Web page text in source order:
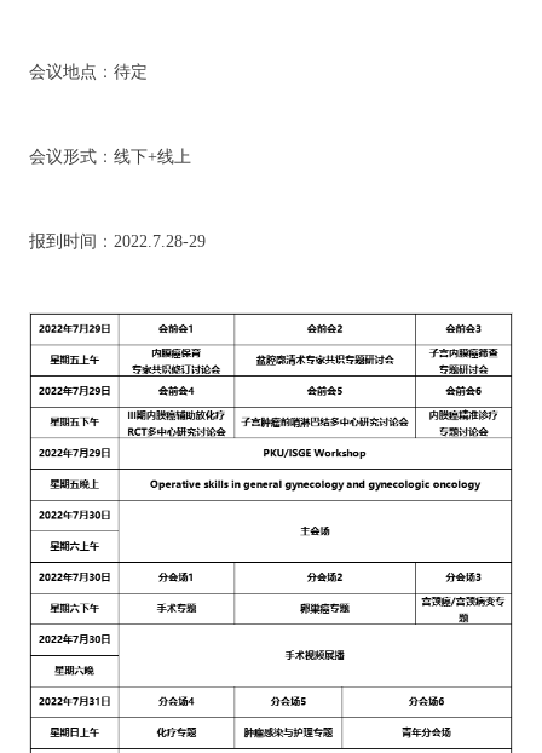
会议地点：待定
会议形式：线下+线上
报到时间：2022.7.28-29